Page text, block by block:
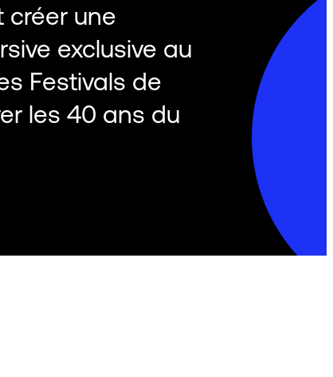
créer une
exclusive au
Festivals de
les 40 ans du